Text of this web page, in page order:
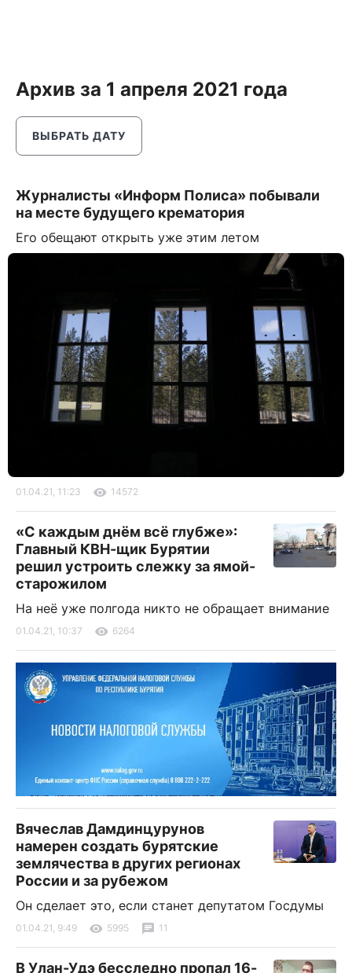
Архив за 1 апреля 2021 года
ВЫБРАТЬ ДАТУ
Журналисты «Информ Полиса» побывали
на месте будущего крематория
Его обещают открыть уже этим летом
01.04.21, 11:23 14572
«С каждым днём всё глубже»:
Главный КВН-щик Бурятии
решил устроить слежку за ямой-
старожилом
На неё уже полгода никто не обращает внимание
01.04.21, 10:37 6264
Вячеслав Дамдинцурунов
намерен создать бурятские
землячества в других регионах
России и за рубежом
Он сделает это, если станет депутатом Госдумы
01.04.21, 9:49 5995 11
В Улан-Удэ бесследно пропал 16-